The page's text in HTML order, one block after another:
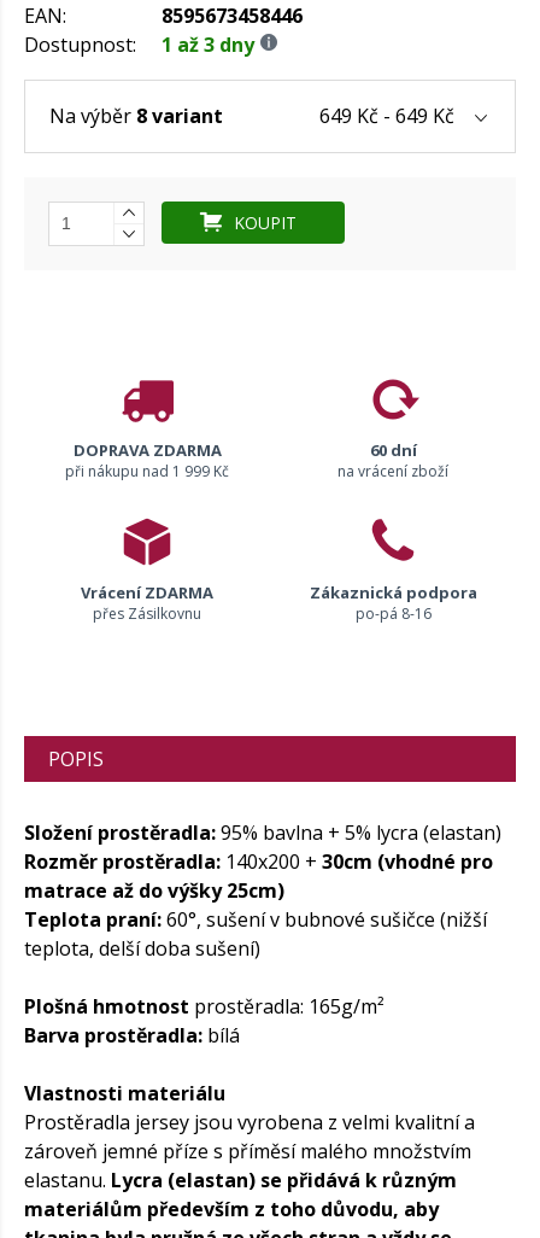
EAN:
8595673458446
Dostupnost:
1 až 3 dny
Na výběr 8 variant 649 Kč - 649 Kč
KOUPIT
DOPRAVA ZDARMA
při nákupu nad 1 999 Kč
60 dní
na vrácení zboží
Vrácení ZDARMA
přes Zásilkovnu
Zákaznická podpora
po-pá 8-16
POPIS
Složení prostěradla:95% bavlna + 5% lycra (elastan)
Rozměr prostěradla: 140x200 + 30cm (vhodné pro
matrace až do výšky 25cm)
Teplota praní:60°, sušení v bubnové sušičce (nižší
teplota, delší doba sušení)
Plošná hmotnost prostěradla: 165g/m²
Barva prostěradla: bílá
Vlastnosti materiálu
Prostěradla jersey jsou vyrobena z velmi kvalitní a
zároveň jemné příze s příměsí malého množstvím
elastanu. Lycra (elastan) se přidává k různým
materiálům především z toho důvodu, aby